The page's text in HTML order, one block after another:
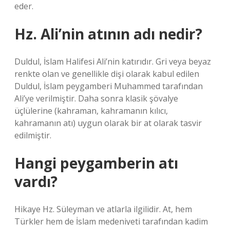
eder.
Hz. Ali’nin atının adı nedir?
Duldul, İslam Halifesi Ali’nin katırıdır. Gri veya beyaz
renkte olan ve genellikle dişi olarak kabul edilen
Duldul, İslam peygamberi Muhammed tarafından
Ali’ye verilmiştir. Daha sonra klasik şövalye
üçlülerine (kahraman, kahramanın kılıcı,
kahramanın atı) uygun olarak bir at olarak tasvir
edilmiştir.
Hangi peygamberin atı
vardı?
Hikaye Hz. Süleyman ve atlarla ilgilidir. At, hem
Türkler hem de İslam medeniyeti tarafından kadim